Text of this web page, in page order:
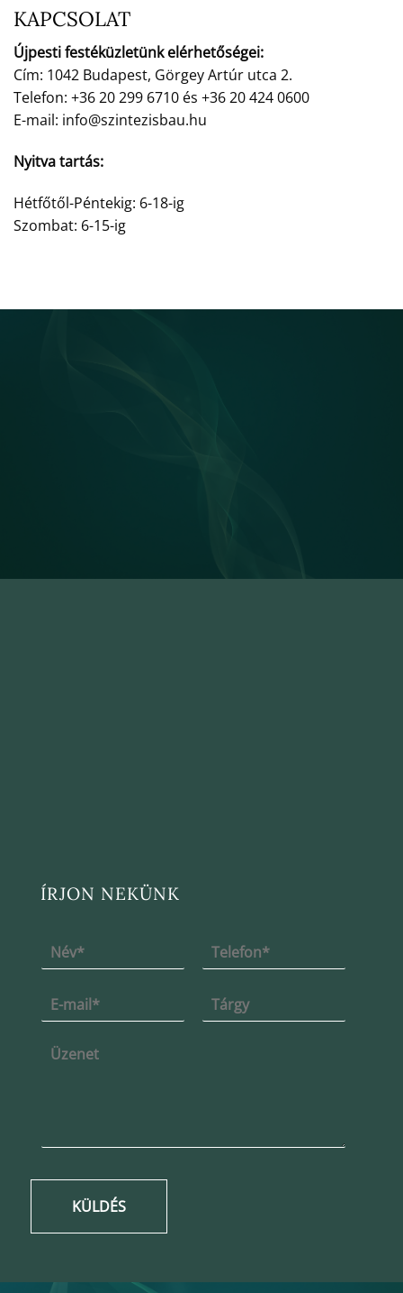
KAPCSOLAT
Újpesti festéküzletünk elérhetőségei:
Cím: 1042 Budapest, Görgey Artúr utca 2.
Telefon: +36 20 299 6710 és +36 20 424 0600
E-mail: info@szintezisbau.hu
Nyitva tartás:
Hétfőtől-Péntekig: 6-18-ig
Szombat: 6-15-ig
ÍRJON NEKÜNK
KÜLDÉS